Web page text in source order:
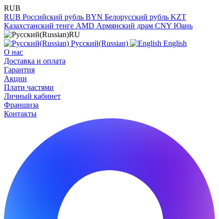
RUB
RUB Российский рубль BYN Белорусский рубль KZT
Казахстанский тенге AMD Армянский драм CNY Юань
RU
Русский(Russian)
English
О нас
Доставка и оплата
Гарантия
Акции
Плати частями
Личный кабинет
Франшиза
Контакты